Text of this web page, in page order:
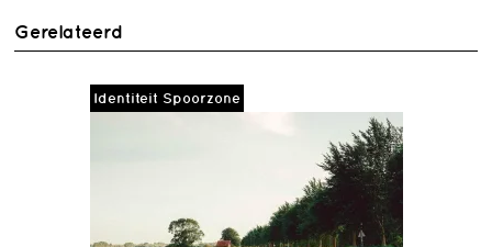
Gerelateerd
Identiteit Spoorzone